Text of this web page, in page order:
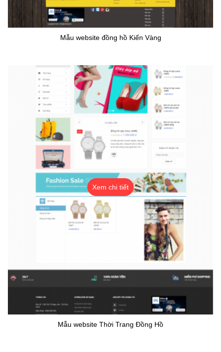
Mẫu website đồng hồ Kiến Vàng
Xem chi tiết
Mẫu website Thời Trang Đồng Hồ